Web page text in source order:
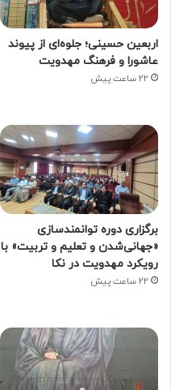
اربعین حسینی؛ جلوه‌ای از پیوند
عاشورا و فرهنگ مهدویت
22 ساعت پیش
برگزاری دوره توانمندسازی
«جهانی‌شدن و تعلیم و تربیت» با
رویکرد مهدویت در نکا
22 ساعت پیش